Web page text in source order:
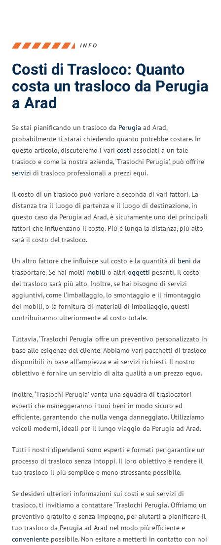
INFO
Costi di Trasloco: Quanto
costa un trasloco da Perugia
a Arad
Se stai pianificando un trasloco da Perugia ad Arad,
probabilmente ti starai chiedendo quanto potrebbe costare. In
questo articolo, discuteremo i vari costi associati a un tale
trasloco e come la nostra azienda, ‘Traslochi Perugia’, può offrire
servizi di trasloco professionali a prezzi equi.
Il costo di un trasloco può variare a seconda di vari fattori. La
distanza tra il luogo di partenza e il luogo di destinazione, in
questo caso da Perugia ad Arad, è sicuramente uno dei principali
fattori che influenzano il costo. Più è lunga la distanza, più alto
sarà il costo del trasloco.
Un altro fattore che influisce sul costo è la quantità di beni da
trasportare. Se hai molti mobili o altri oggetti pesanti, il costo
del trasloco sarà più alto. Inoltre, se hai bisogno di servizi
aggiuntivi, come l’imballaggio, lo smontaggio e il rimontaggio
dei mobili, o la fornitura di materiali di imballaggio, questi
contribuiranno ulteriormente al costo totale.
Tuttavia, ‘Traslochi Perugia’ offre un preventivo personalizzato in
base alle esigenze del cliente. Abbiamo vari pacchetti di trasloco
disponibili in base all’ampiezza e ai servizi richiesti. Il nostro
obiettivo è fornire un servizio di alta qualità a un prezzo equo.
Inoltre, ‘Traslochi Perugia’ vanta una squadra di traslocatori
esperti che maneggeranno i tuoi beni in modo sicuro ed
efficiente, garantendo che nulla venga danneggiato. Utilizziamo
veicoli moderni, ideali per il lungo viaggio da Perugia ad Arad.
Tutti i nostri dipendenti sono esperti e formati per garantire un
processo di trasloco senza intoppi. Il loro obiettivo è rendere il
tuo trasloco il più semplice e meno stressante possibile.
Se desideri ulteriori informazioni sui costi e sui servizi di
trasloco, ti invitiamo a contattare ‘Traslochi Perugia’. Offriamo un
preventivo gratuito e senza impegno, per aiutarti a pianificare il
tuo trasloco da Perugia ad Arad nel modo più efficiente e
conveniente possibile. Non esitare a metterti in contatto con noi